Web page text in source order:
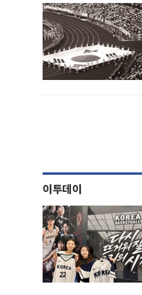
이투데이